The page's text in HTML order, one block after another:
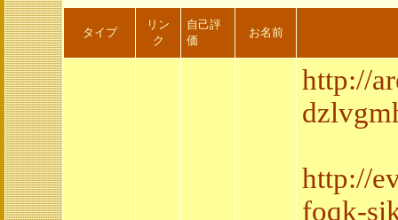
タイプ
リン
ク
自己評
価
お名前
http://
http://
foqk-